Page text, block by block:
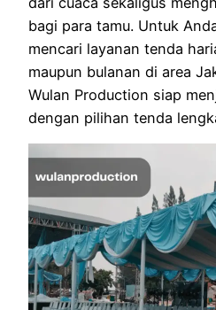
bagi para tamu. Untuk
mencari layanan tenda
maupun bulanan di area
Wulan Production siap
dengan pilihan tenda